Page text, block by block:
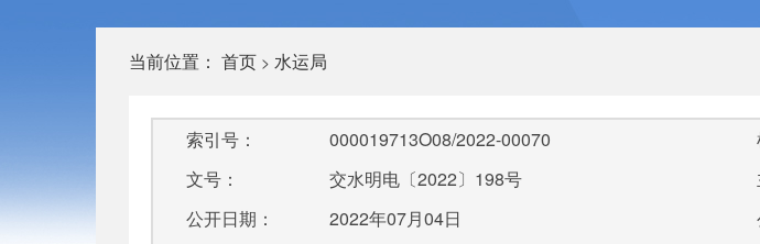
当前位置： 首页 > 水运局
索引号：
000019713O08/2022-00070
文号：
交水明电〔2022〕198号
公开日期：
2022年07月04日